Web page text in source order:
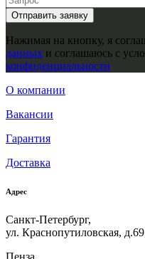
Нажимая на кнопку, я
данных и соглашаюсь с
конфиденциальности
О компании
Вакансии
Гарантия
Доставка
Адрес
Санкт-Петербург,
ул. Краснопутиловская,
Пенза,